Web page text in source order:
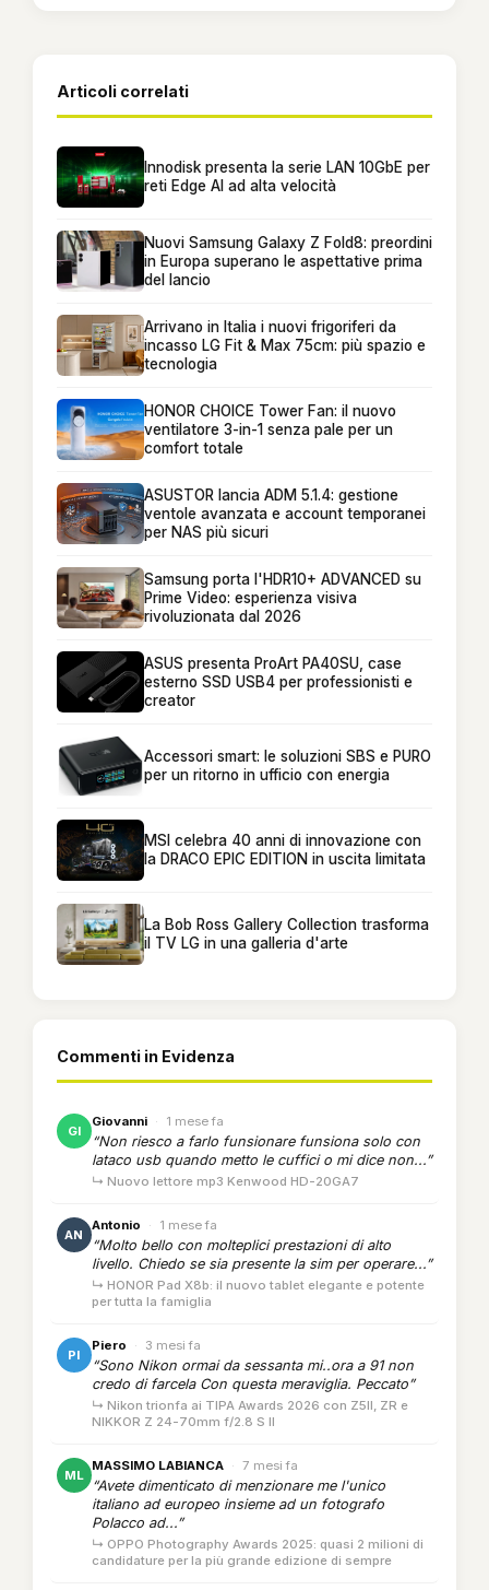
Articoli correlati
Innodisk presenta la serie LAN 10GbE per
reti Edge AI ad alta velocità
Nuovi Samsung Galaxy Z Fold8: preordini
in Europa superano le aspettative prima
del lancio
Arrivano in Italia i nuovi frigoriferi da
incasso LG Fit & Max 75cm: più spazio e
tecnologia
HONOR CHOICE Tower Fan: il nuovo
ventilatore 3-in-1 senza pale per un
comfort totale
ASUSTOR lancia ADM 5.1.4: gestione
ventole avanzata e account temporanei
per NAS più sicuri
Samsung porta l'HDR10+ ADVANCED su
Prime Video: esperienza visiva
rivoluzionata dal 2026
ASUS presenta ProArt PA40SU, case
esterno SSD USB4 per professionisti e
creator
Accessori smart: le soluzioni SBS e PURO
per un ritorno in ufficio con energia
MSI celebra 40 anni di innovazione con
la DRACO EPIC EDITION in uscita limitata
La Bob Ross Gallery Collection trasforma
il TV LG in una galleria d'arte
Commenti in Evidenza
GI
Giovanni · 1 mese fa
“Non riesco a farlo funsionare funsiona solo con
lataco usb quando metto le cuffici o mi dice non...”
↳ Nuovo lettore mp3 Kenwood HD-20GA7
AN
Antonio · 1 mese fa
“Molto bello con molteplici prestazioni di alto
livello. Chiedo se sia presente la sim per operare...”
↳ HONOR Pad X8b: il nuovo tablet elegante e potente
per tutta la famiglia
PI
Piero · 3 mesi fa
“Sono Nikon ormai da sessanta mi..ora a 91 non
credo di farcela Con questa meraviglia. Peccato”
↳ Nikon trionfa ai TIPA Awards 2026 con Z5II, ZR e
NIKKOR Z 24-70mm f/2.8 S II
ML
MASSIMO LABIANCA · 7 mesi fa
“Avete dimenticato di menzionare me l'unico
italiano ad europeo insieme ad un fotografo
Polacco ad...”
↳ OPPO Photography Awards 2025: quasi 2 milioni di
candidature per la più grande edizione di sempre